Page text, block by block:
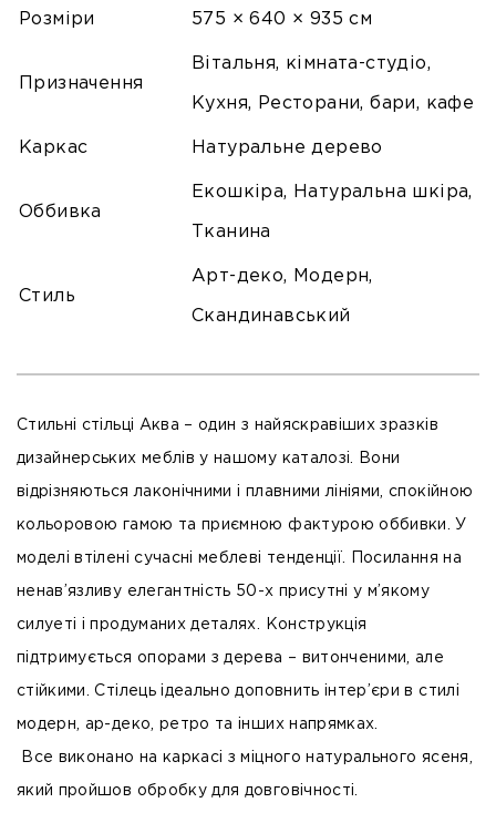
Розміри 575 × 640 × 935 см
Призначення
Вітальня, кімната-студіо,
Кухня, Ресторани, бари, кафе
Каркас Натуральне дерево
Оббивка
Екошкіра, Натуральна шкіра,
Тканина
Стиль
Арт-деко, Модерн,
Скандинавський
Стильні стільці Аква – один з найяскравіших зразків
дизайнерських меблів у нашому каталозі. Вони
відрізняються лаконічними і плавними лініями, спокійною
кольоровою гамою та приємною фактурою оббивки. У
моделі втілені сучасні меблеві тенденції. Посилання на
ненав’язливу елегантність 50-х присутні у м’якому
силуеті і продуманих деталях. Конструкція
підтримується опорами з дерева – витонченими, але
стійкими. Стілець ідеально доповнить інтер’єри в стилі
модерн, ар-деко, ретро та інших напрямках.
Все виконано на каркасі з міцного натурального ясеня,
який пройшов обробку для довговічності.